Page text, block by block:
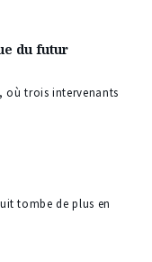
du futur
où trois intervenants
tombe de plus en